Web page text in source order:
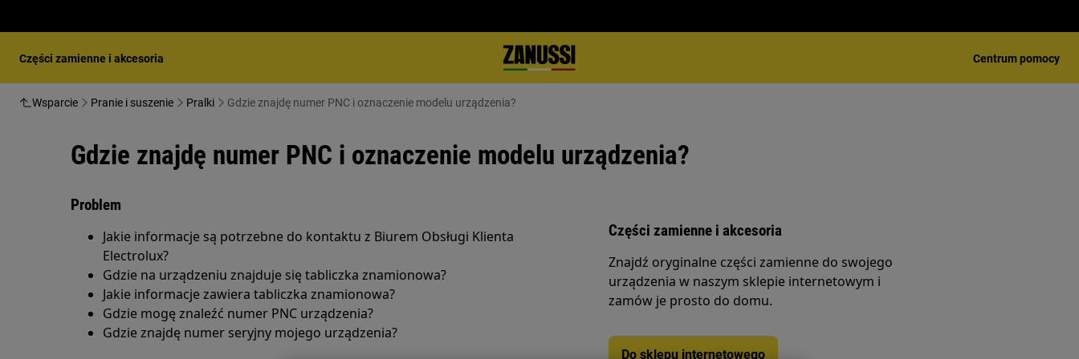
Części zamienne i akcesoria Centrum pomocy
Wsparcie Pranie i suszenie Pralki Gdzie znajdę numer PNC i oznaczenie modelu urządzenia?
Gdzie znajdę numer PNC i oznaczenie modelu urządzenia?
Problem
Jakie informacje są potrzebne do kontaktu z Biurem Obsługi Klienta
Electrolux?
Gdzie na urządzeniu znajduje się tabliczka znamionowa?
Jakie informacje zawiera tabliczka znamionowa?
Gdzie mogę znaleźć numer PNC urządzenia?
Gdzie znajdę numer seryjny mojego urządzenia?
Części zamienne i akcesoria
Znajdź oryginalne części zamienne do swojego
urządzenia w naszym sklepie internetowym i
zamów je prosto do domu.
Do sklepu internetowego